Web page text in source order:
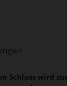
Schluss wird